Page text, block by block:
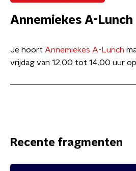
Annemiekes A-Lunch
Je hoort Annemiekes A-Lunch
vrijdag van 12.00 tot 14.00 uur
Recente fragmenten